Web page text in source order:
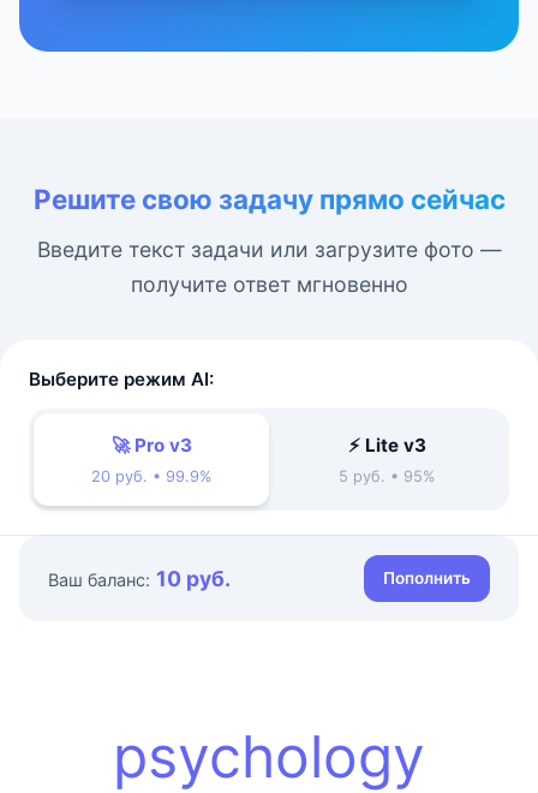
Решите свою задачу прямо сейчас
Введите текст задачи или загрузите фото —
получите ответ мгновенно
Выберите режим AI:
🚀 Pro v3
20 руб. • 99.9%
⚡ Lite v3
5 руб. • 95%
Ваш баланс: 10 руб. Пополнить
psychology